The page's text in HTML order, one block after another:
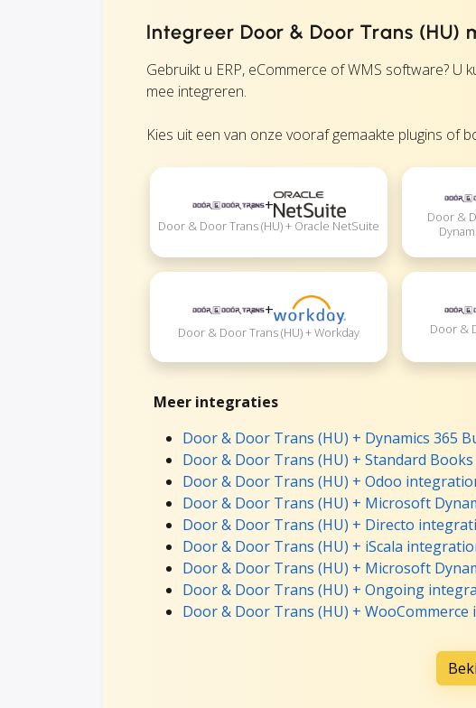
Integreer Door & Door Trans
Gebruikt u ERP, eCommerce of WMS software?
mee integreren.
Kies uit een van onze vooraf gemaakte plugins of
+
Door & Door Trans (HU) + Oracle NetSuite
Door &
+
Door & Door Trans (HU) + Workday Door &
Meer integraties
Door & Door Trans (HU) + Dynamics 365
Door & Door Trans (HU) + Standard
Door & Door Trans (HU) + Odoo
Door & Door Trans (HU) + Microsoft
Door & Door Trans (HU) + Directo
Door & Door Trans (HU) + iScala
Door & Door Trans (HU) + Microsoft
Door & Door Trans (HU) + Ongoing
Door & Door Trans (HU) +